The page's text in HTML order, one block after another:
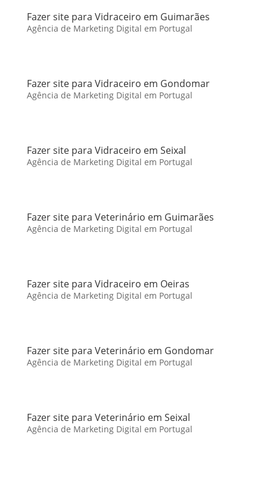
Fazer site para Vidraceiro em Guimarães
Agência de Marketing Digital em Portugal
Fazer site para Vidraceiro em Gondomar
Agência de Marketing Digital em Portugal
Fazer site para Vidraceiro em Seixal
Agência de Marketing Digital em Portugal
Fazer site para Veterinário em Guimarães
Agência de Marketing Digital em Portugal
Fazer site para Vidraceiro em Oeiras
Agência de Marketing Digital em Portugal
Fazer site para Veterinário em Gondomar
Agência de Marketing Digital em Portugal
Fazer site para Veterinário em Seixal
Agência de Marketing Digital em Portugal